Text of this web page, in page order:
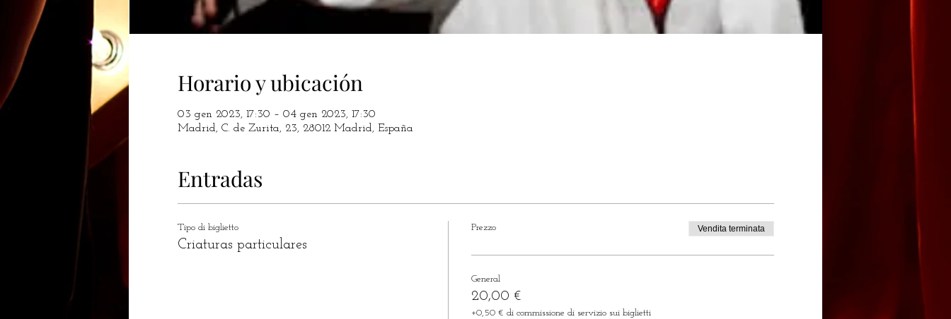
Horario y ubicación
03 gen 2023, 17:30 – 04 gen 2023, 17:30
Madrid, C. de Zurita, 23, 28012 Madrid, España
Entradas
Tipo di biglietto
Criaturas particulares
Prezzo Vendita terminata
General
20,00 €
+0,50 € di commissione di servizio sui biglietti